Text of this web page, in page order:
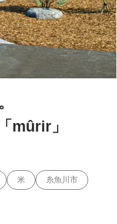
mûrir」
米 糸魚川市